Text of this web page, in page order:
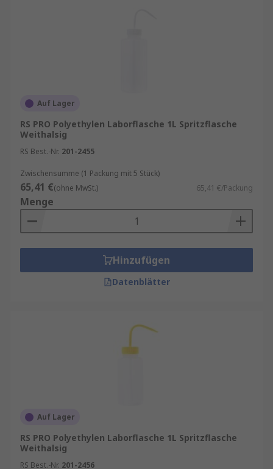
Auf Lager
RS PRO Polyethylen Laborflasche 1L Spritzflasche
Weithalsig
RS Best.-Nr. 201-2455
Zwischensumme (1 Packung mit 5 Stück)
65,41 €(ohne MwSt.) 65,41 €/Packung
Menge
Hinzufügen
Datenblätter
Auf Lager
RS PRO Polyethylen Laborflasche 1L Spritzflasche
Weithalsig
RS Best.-Nr. 201-2456